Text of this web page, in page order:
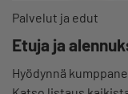
Palvelut ja edut
Etuja ja
Hyödynnä